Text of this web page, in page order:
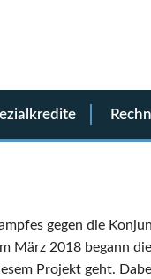
gegen die
März 2018 begann
Projekt geht.